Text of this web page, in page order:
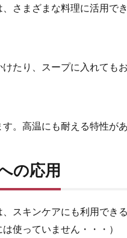
さまざまな料理に活用で
たり、スープに入れてもお
。高温にも耐える特性があ
の応用
スキンケアにも利用できる
使っていません・・・）